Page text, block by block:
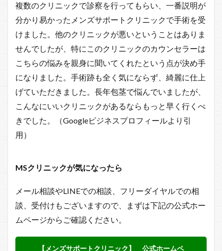
複数のクリニックで診察を行ってもらい、一番説明が
分かり易かったメンズサポートクリニックで手術を受
けました。他のクリニックが悪いということはありま
せんでしたが、特にこのクリニックのカウンセラーは
こちらの悩みを親身に聞いてくれたという点が決め手
になりました。手術跡も全く気にならず、綺麗に仕上
げていただきました。長年包茎で悩んでいましたが、
こんなにいいクリニックがあるならもっと早く行くべ
きでした。（Googleビジネスプロフィールより引
用）
MSクリニックが気になったら
メール相談やLINEでの相談、フリーダイヤルでの相
談、受付けもございますので、まずは下記の公式ホー
ムページからご確認ください。
【メンズサポートクリニック】 公式ホームペ